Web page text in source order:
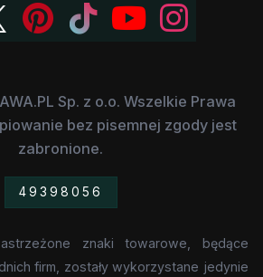
Sp. z o.o. Wszelkie Prawa
bez pisemnej zgody jest
zabronione.
49398056
znaki towarowe, będące
firm, zostały wykorzystane jedynie